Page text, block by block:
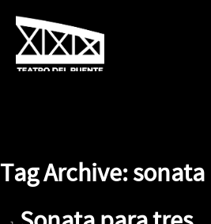
Tag Archive: